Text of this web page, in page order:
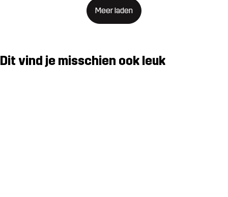
Meer laden
Dit vind je misschien ook leuk